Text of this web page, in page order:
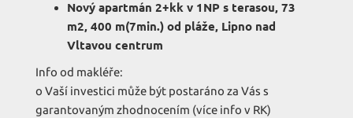
Nový apartmán 2+kk v 1NP s terasou, 73
m2, 400 m(7min.) od pláže, Lipno nad
Vltavou centrum
Info od makléře:
o Vaší investici může být postaráno za Vás s
garantovaným zhodnocením (více info v RK)